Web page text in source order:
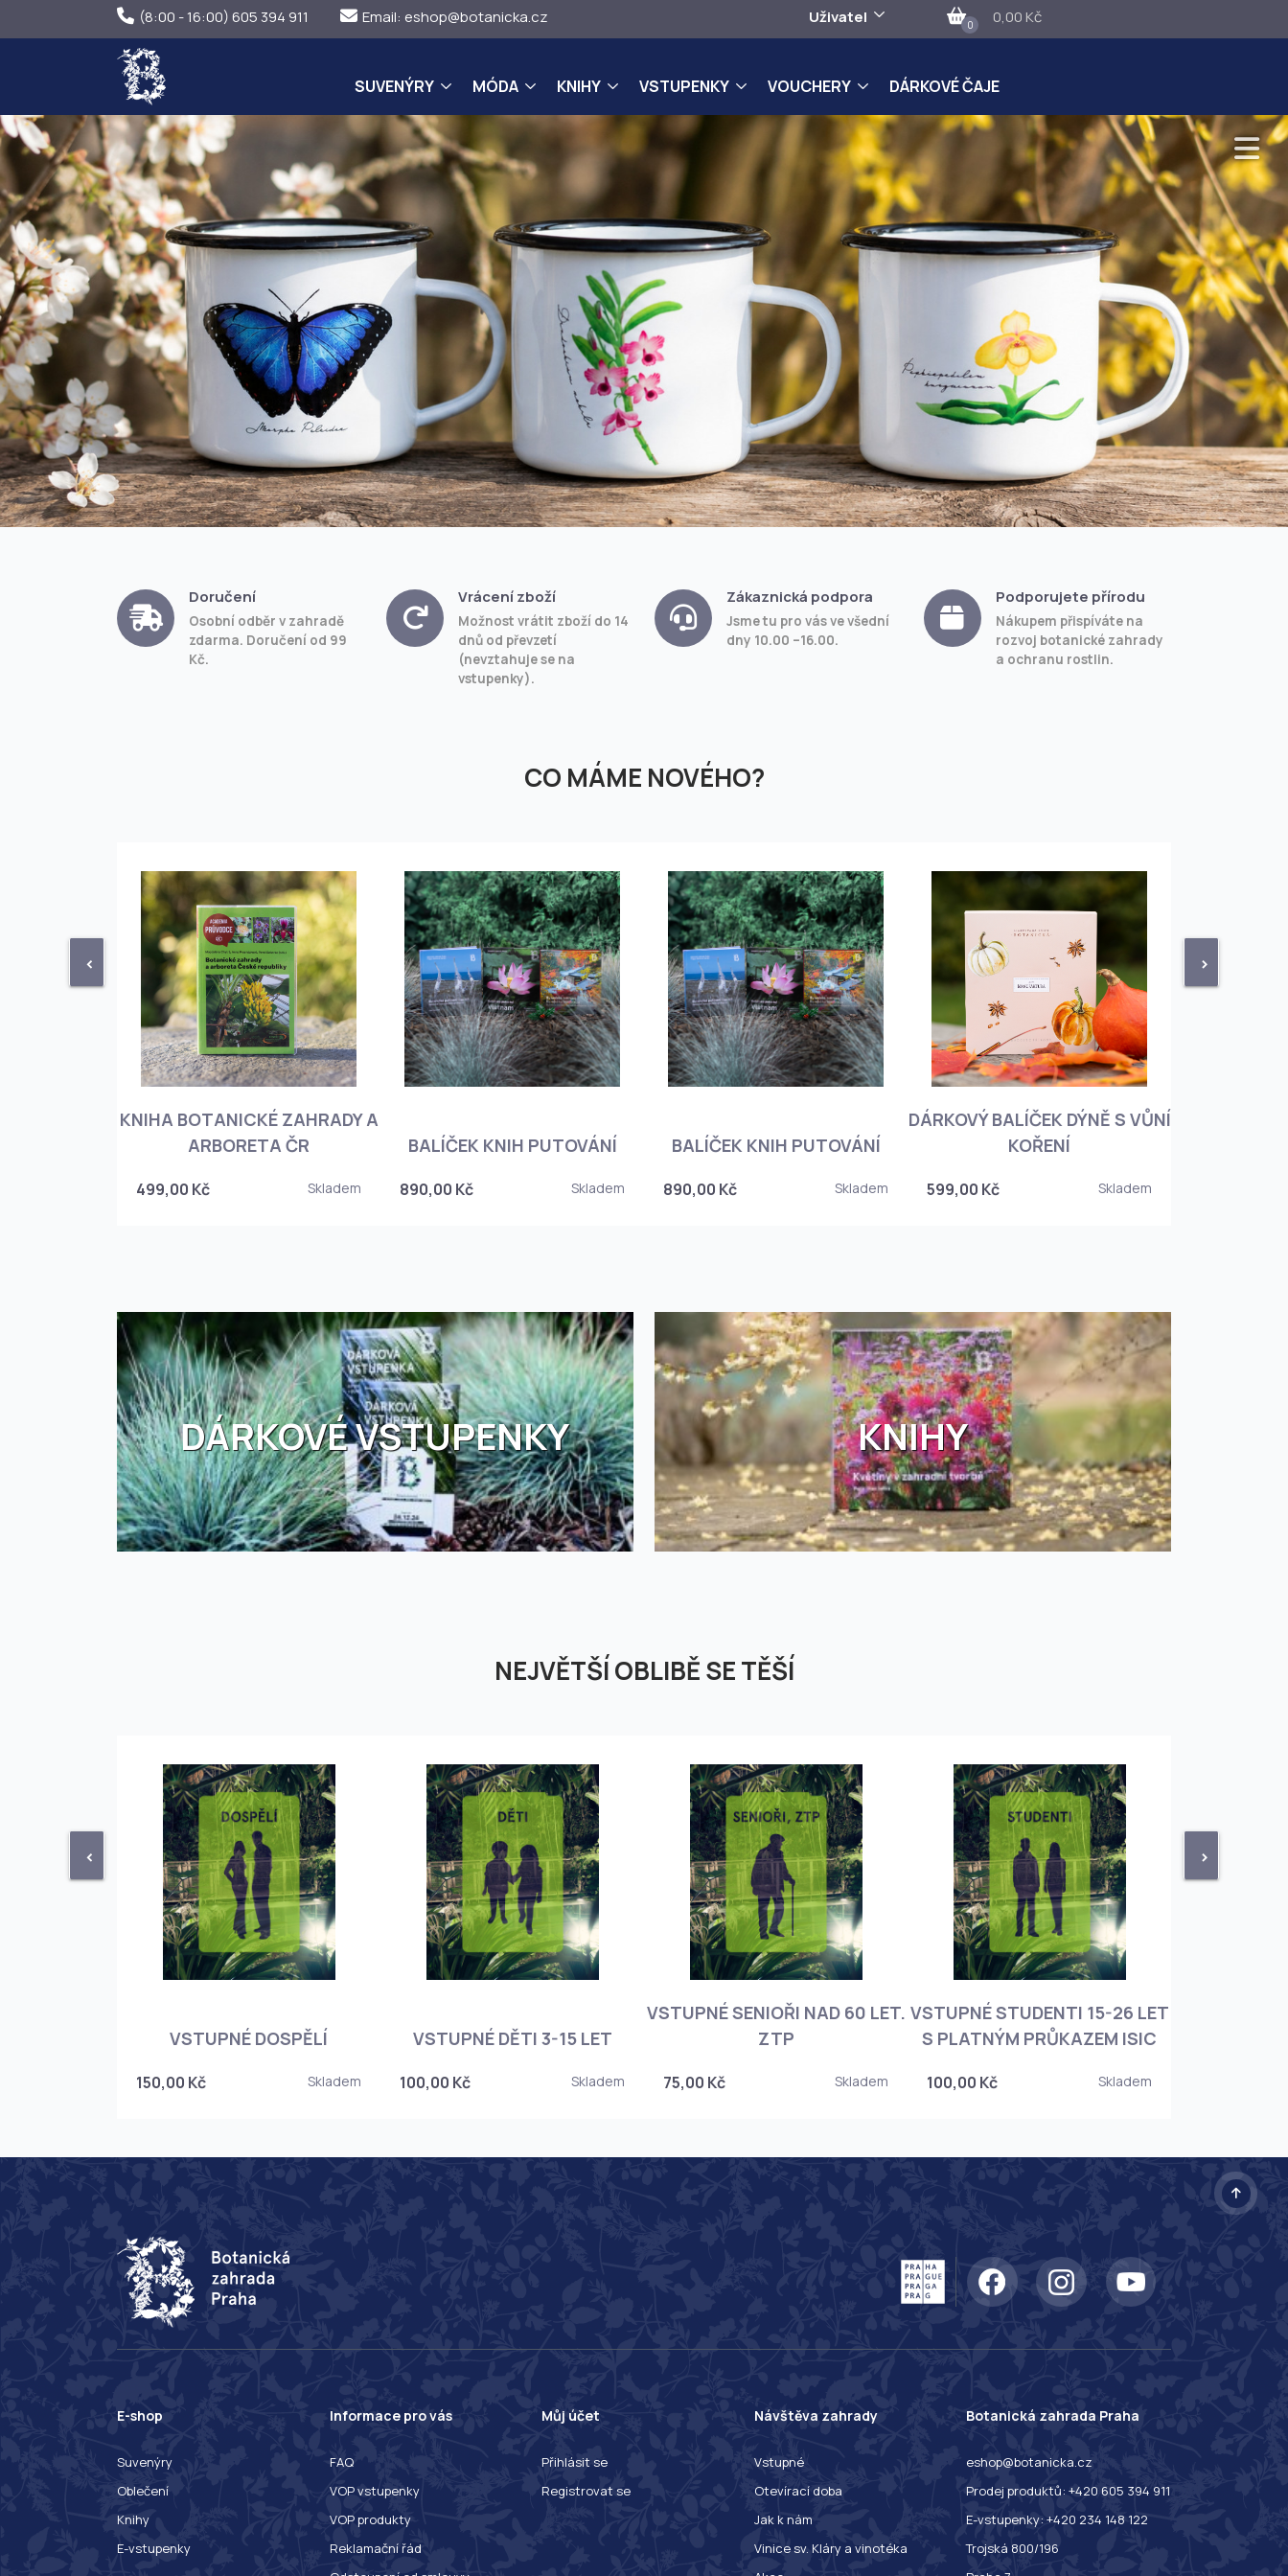
(8:00 - 16:00) 605 394 911 Email: eshop@botanicka.cz Uživatel 0 0,00 Kč
SUVENÝRY MÓDA KNIHY VSTUPENKY VOUCHERY DÁRKOVÉ ČAJE
Doručení
Osobní odběr v zahradě
zdarma. Doručení od 99
Kč.
Vrácení zboží
Možnost vrátit zboží do 14
dnů od převzetí
(nevztahuje se na
vstupenky).
Zákaznická podpora
Jsme tu pro vás ve všední
dny 10.00 –16.00.
Podporujete přírodu
Nákupem přispíváte na
rozvoj botanické zahrady
a ochranu rostlin.
CO MÁME NOVÉHO?
< >
KNIHA BOTANICKÉ ZAHRADY A
ARBORETA ČR
499,00 Kč Skladem
BALÍČEK KNIH PUTOVÁNÍ
890,00 Kč Skladem
BALÍČEK KNIH PUTOVÁNÍ
890,00 Kč Skladem
DÁRKOVÝ BALÍČEK DÝNĚ S VŮNÍ
KOŘENÍ
599,00 Kč Skladem
DÁRKOVÉ VSTUPENKY KNIHY
NEJVĚTŠÍ OBLIBĚ SE TĚŠÍ
< >
VSTUPNÉ DOSPĚLÍ
150,00 Kč Skladem
VSTUPNÉ DĚTI 3-15 LET
100,00 Kč Skladem
VSTUPNÉ SENIOŘI NAD 60 LET.
ZTP
75,00 Kč Skladem
VSTUPNÉ STUDENTI 15-26 LET
S PLATNÝM PRŮKAZEM ISIC
100,00 Kč Skladem
E-shop
Suvenýry
Oblečení
Knihy
E-vstupenky
Informace pro vás
FAQ
VOP vstupenky
VOP produkty
Reklamační řád
Můj účet
Přihlásit se
Registrovat se
Návštěva zahrady
Vstupné
Otevírací doba
Jak k nám
Vinice sv. Kláry a vinotéka
Botanická zahrada Praha
eshop@botanicka.cz
Prodej produktů: +420 605 394 911
E-vstupenky: +420 234 148 122
Trojská 800/196